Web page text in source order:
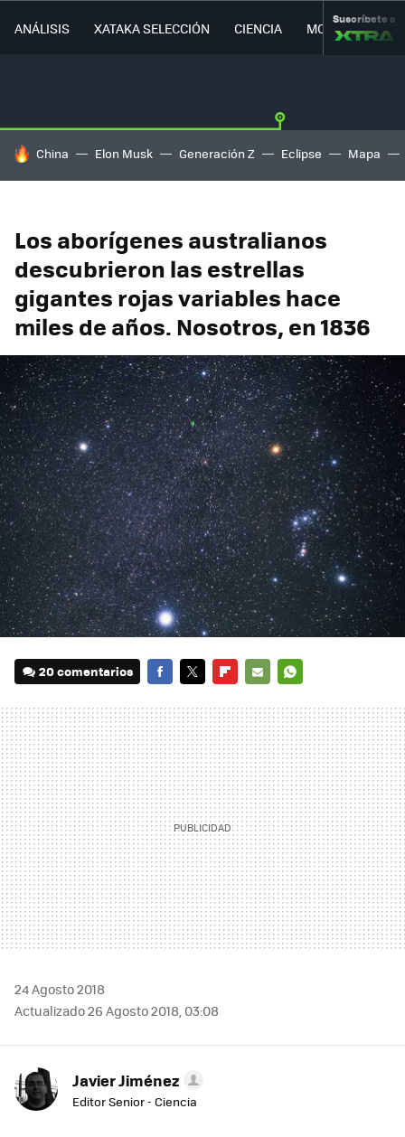
ANÁLISIS XATAKA SELECCIÓN CIENCIA MOVILIDAD
Suscríbete a
HOY SE HABLA DE
China Elon Musk Generación Z Eclipse Mapa
Los aborígenes australianos
descubrieron las estrellas
gigantes rojas variables hace
miles de años. Nosotros, en 1836
20 comentarios
MAIL
24 Agosto 2018
Actualizado 26 Agosto 2018, 03:08
Javier Jiménez
Editor Senior - Ciencia